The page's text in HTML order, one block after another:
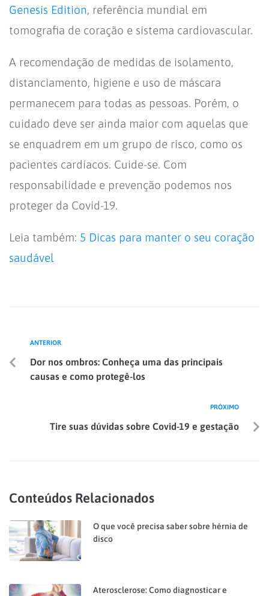
Genesis Edition, referência mundial em
tomografia de coração e sistema cardiovascular.
A recomendação de medidas de isolamento,
distanciamento, higiene e uso de máscara
permanecem para todas as pessoas. Porém, o
cuidado deve ser ainda maior com aquelas que
se enquadrem em um grupo de risco, como os
pacientes cardíacos. Cuide-se. Com
responsabilidade e prevenção podemos nos
proteger da Covid-19.
Leia também: 5 Dicas para manter o seu coração
saudável
ANTERIOR
Dor nos ombros: Conheça uma das principais
causas e como protegê-los
PRÓXIMO
Tire suas dúvidas sobre Covid-19 e gestação
Conteúdos Relacionados
O que você precisa saber sobre hérnia de
disco
Aterosclerose: Como diagnosticar e